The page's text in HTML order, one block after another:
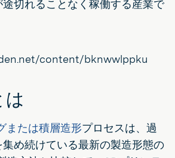
切れることなく稼働する産業で
は
または積層造形プロセスは、過
め続けている最新の製造形態の